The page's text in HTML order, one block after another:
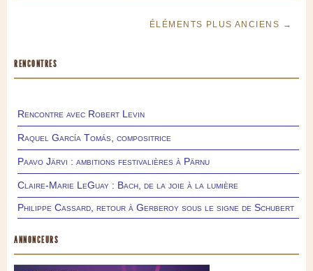
ÉLÉMENTS PLUS ANCIENS →
RENCONTRES
Rencontre avec Robert Levin
Raquel García Tomás, compositrice
Paavo Järvi : ambitions festivalières à Pärnu
Claire-Marie LeGuay : Bach, de la joie à la lumière
Philippe Cassard, retour à Gerberoy sous le signe de Schubert
ANNONCEURS